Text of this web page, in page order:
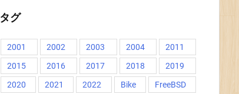
タグ
2001 2002 2003 2004
2011
2015
2016 2017 2018
2019
2020
2021 2022 Bike
FreeBSD